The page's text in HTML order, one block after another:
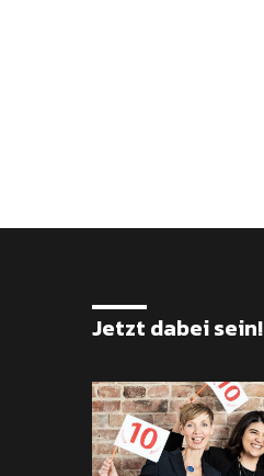
Jetzt dabei sein!